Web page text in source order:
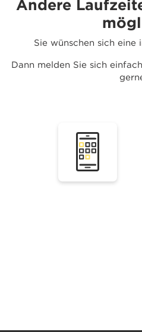
Andere
Sie wünschen sich eine
Dann melden Sie sich